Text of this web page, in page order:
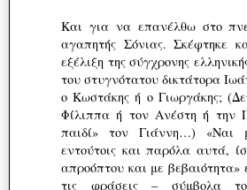
Και για να επανέλθω στο
αγαπητής Σόνιας. Σκέφτηκε
εξέλιξη της σύγχρονης
του στυγνότατου δικτάτορα
ο Κωστάκης ή ο Γιωργάκης;
Φίλιππα ή τον Ανέστη ή την
παιδί» τον Γιάννη…)
εντούτοις και παρόλα αυτά,
απροόπτου και με βεβαιότητα»
τις φράσεις – σύμβολα